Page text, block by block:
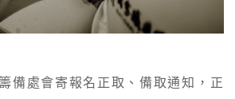
備處會寄報名正取、備取通知，正